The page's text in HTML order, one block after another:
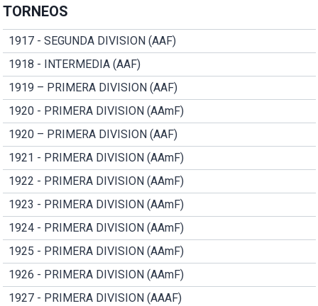
TORNEOS
1917 - SEGUNDA DIVISION (AAF)
1918 - INTERMEDIA (AAF)
1919 – PRIMERA DIVISION (AAF)
1920 - PRIMERA DIVISION (AAmF)
1920 – PRIMERA DIVISION (AAF)
1921 - PRIMERA DIVISION (AAmF)
1922 - PRIMERA DIVISION (AAmF)
1923 - PRIMERA DIVISION (AAmF)
1924 - PRIMERA DIVISION (AAmF)
1925 - PRIMERA DIVISION (AAmF)
1926 - PRIMERA DIVISION (AAmF)
1927 - PRIMERA DIVISION (AAAF)